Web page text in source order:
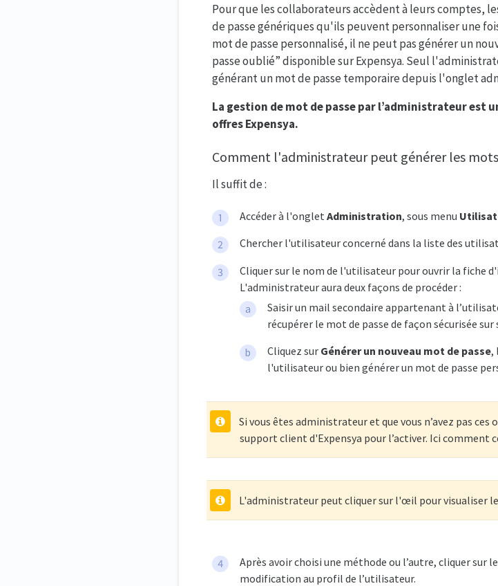
Pour que les collaborateurs accèdent à leurs comptes,
de passe génériques qu'ils peuvent personnaliser une
mot de passe personnalisé, il ne peut pas générer un
passe oublié” disponible sur Expensya. Seul
générant un mot de passe temporaire depuis l'onglet
La gestion de mot de passe par l’administrateur est
offres Expensya.
Comment l'administrateur peut générer les
Il suffit de :
Accéder à l'onglet Administration, sous menu
Chercher l'utilisateur concerné dans la liste des
Cliquer sur le nom de l'utilisateur pour ouvrir la fiche
L'administrateur aura deux façons de procéder :
Saisir un mail secondaire appartenant à
récupérer le mot de passe de façon sécurisée
Cliquez surGénérer un nouveau mot de passe,
l'utilisateur ou bien générer un mot de passe
Si vous êtes administrateur et que vous n’avez pas
support client d'Expensya pour l’activer. Ici comment
L'administrateur peut cliquer sur l'œil pour visualiser
Après avoir choisi une méthode ou l’autre, cliquer
modification au profil de l’utilisateur.